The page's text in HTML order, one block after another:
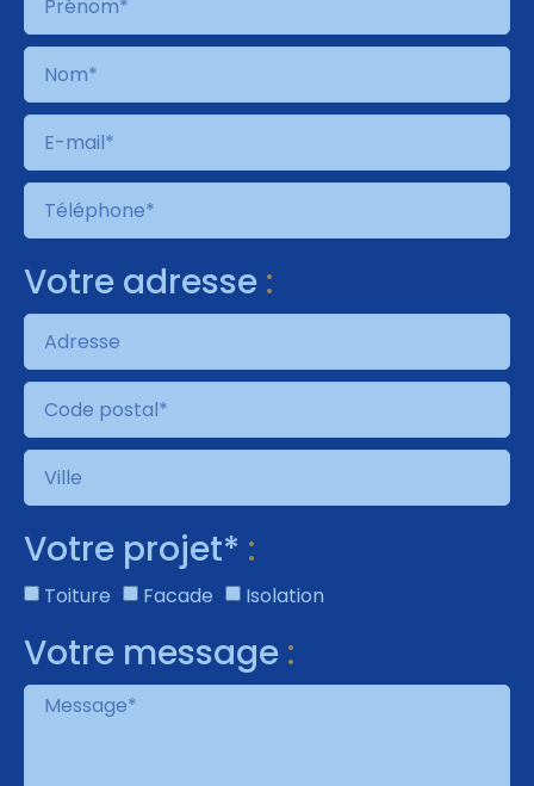
Votre adresse :
Votre projet* :
Toiture Facade Isolation
Votre message :